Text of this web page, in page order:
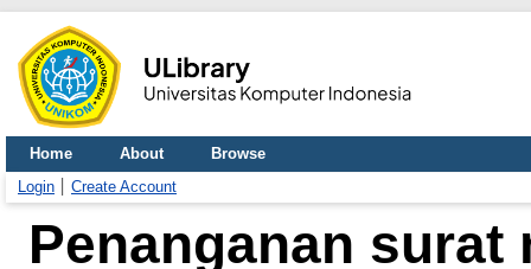
Home About
Browse
Login
Create Account
Penanganan